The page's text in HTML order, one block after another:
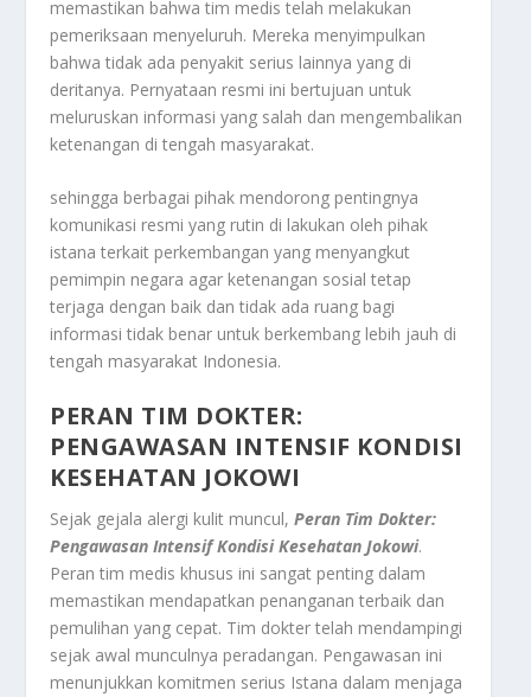
memastikan bahwa tim medis telah melakukan
pemeriksaan menyeluruh. Mereka menyimpulkan
bahwa tidak ada penyakit serius lainnya yang di
deritanya. Pernyataan resmi ini bertujuan untuk
meluruskan informasi yang salah dan mengembalikan
ketenangan di tengah masyarakat.
sehingga berbagai pihak mendorong pentingnya
komunikasi resmi yang rutin di lakukan oleh pihak
istana terkait perkembangan yang menyangkut
pemimpin negara agar ketenangan sosial tetap
terjaga dengan baik dan tidak ada ruang bagi
informasi tidak benar untuk berkembang lebih jauh di
tengah masyarakat Indonesia.
PERAN TIM DOKTER:
PENGAWASAN INTENSIF KONDISI
KESEHATAN JOKOWI
Sejak gejala alergi kulit muncul,Peran Tim Dokter:
Pengawasan Intensif Kondisi Kesehatan Jokowi.
Peran tim medis khusus ini sangat penting dalam
memastikan mendapatkan penanganan terbaik dan
pemulihan yang cepat. Tim dokter telah mendampingi
sejak awal munculnya peradangan. Pengawasan ini
menunjukkan komitmen serius Istana dalam menjaga